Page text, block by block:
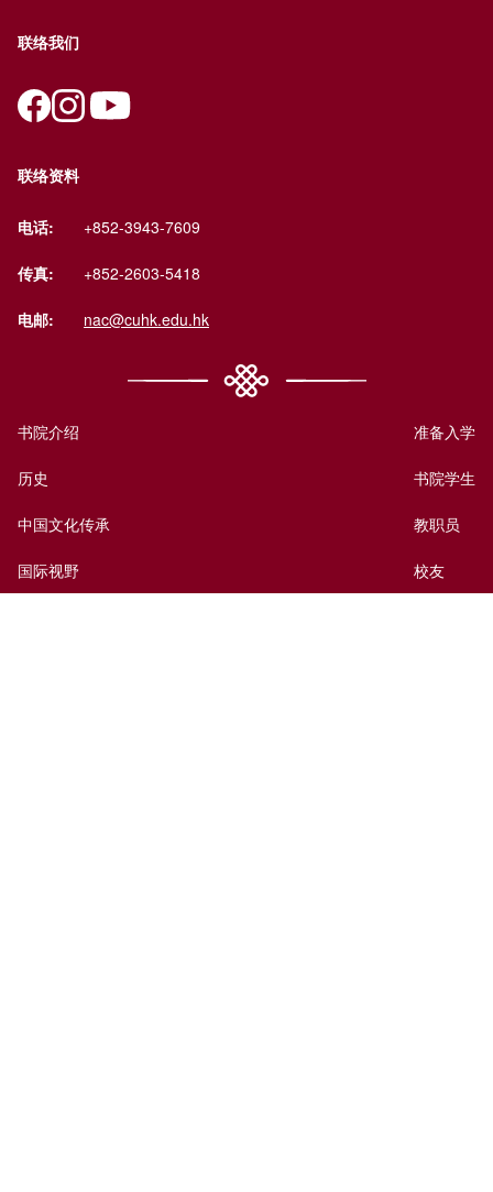
联络我们
联络资料
电话: +852-3943-7609
传真: +852-2603-5418
电邮: nac@cuhk.edu.hk
书院介绍
历史
中国文化传承
国际视野
准备入学
书院学生
教职员
校友